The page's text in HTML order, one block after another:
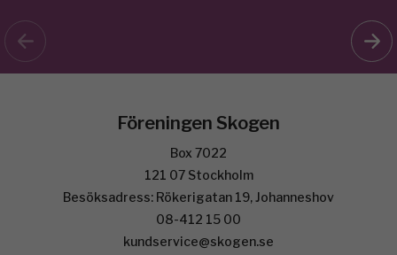
Föreningen Skogen
Box 7022
121 07 Stockholm
Besöksadress: Rökerigatan 19, Johanneshov
08-412 15 00
kundservice@skogen.se